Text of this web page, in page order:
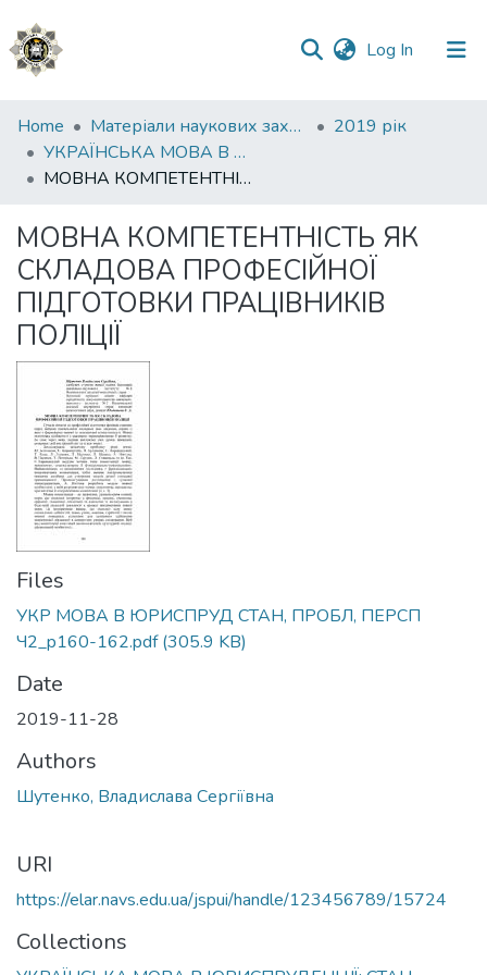
Log In (current)
Communities
&
Collections
Statistics
Home Матеріали наукових заходів
2019 рік
УКРАЇНСЬКА МОВА В ЮРИСПРУДЕНЦІЇ: СТАН, ПРОБЛЕМИ, ПЕРСПЕКТИВИ Частина 2
МОВНА КОМПЕТЕНТНІСТЬ ЯК СКЛАДОВА ПРОФЕСІЙНОЇ ПІДГОТОВКИ ПРАЦІВНИКІВ ПОЛІЦІЇ
МОВНА КОМПЕТЕНТНІСТЬ ЯК
СКЛАДОВА ПРОФЕСІЙНОЇ
ПІДГОТОВКИ ПРАЦІВНИКІВ
ПОЛІЦІЇ
Files
УКР МОВА В ЮРИСПРУД СТАН, ПРОБЛ, ПЕРСП
Ч2_p160-162.pdf(305.9 KB)
Date
2019-11-28
Authors
Шутенко, Владислава Сергіївна
URI
https://elar.navs.edu.ua/jspui/handle/123456789/15724
Collections